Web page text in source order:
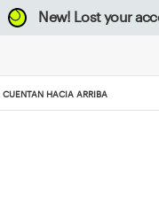
New! Lost your
HACIA ARRIBA